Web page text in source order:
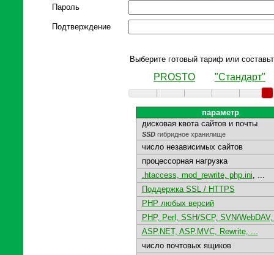
Пароль
Подтверждение
Выберите готовый тариф или
PROSTO "Стандарт"
параметр
дисковая квота сайтов и почты
SSDгибридное хранилище
число независимых сайтов
процессорная нагрузка
.htaccess, mod_rewrite, php.ini, ...
Поддержка SSL / HTTPS
PHP любых версий
PHP, Perl, SSH/SCP, SVN/
ASP.NET, ASP.MVC, Rewrite, ...
число почтовых ящиков